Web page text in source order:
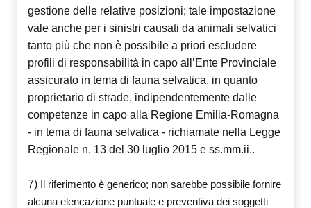
gestione delle relative posizioni; tale impostazione
vale anche per i sinistri causati da animali selvatici
tanto più che non è possibile a priori escludere
profili di responsabilità in capo all’Ente Provinciale
assicurato in tema di fauna selvatica, in quanto
proprietario di strade, indipendentemente dalle
competenze in capo alla Regione Emilia-Romagna
- in tema di fauna selvatica - richiamate nella Legge
Regionale n. 13 del 30 luglio 2015 e ss.mm.ii..
7) Il riferimento è generico; non sarebbe possibile fornire
alcuna elencazione puntuale e preventiva dei soggetti